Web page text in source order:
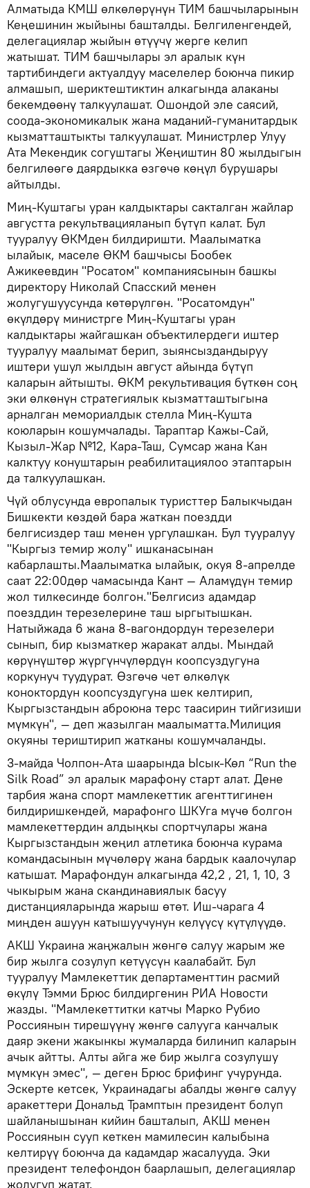
Алматыда КМШ өлкөлөрүнүн ТИМ башчыларынын
Кеңешинин жыйыны башталды. Белгиленгендей,
делегациялар жыйын өтүүчү жерге келип
жатышат. ТИМ башчылары эл аралык күн
тартибиндеги актуалдуу маселелер боюнча пикир
алмашып, шериктештиктин алкагында алаканы
бекемдөөнү талкуулашат. Ошондой эле саясий,
соода-экономикалык жана маданий-гуманитардык
кызматташтыкты талкуулашат. Министрлер Улуу
Ата Мекендик согуштагы Жеңиштин 80 жылдыгын
белгилөөгө даярдыкка өзгөчө көңүл бурушары
айтылды.
Миң-Куштагы уран калдыктары сакталган жайлар
августта рекультвацияланып бүтүп калат. Бул
тууралуу ӨКМден билдиришти. Маалыматка
ылайык, маселе ӨКМ башчысы Бообек
Ажикеевдин "Росатом" компаниясынын башкы
директору Николай Спасский менен
жолугушуусунда көтөрүлгөн. "Росатомдун"
өкүлдөрү министрге Миң-Куштагы уран
калдыктары жайгашкан объектилердеги иштер
тууралуу маалымат берип, зыянсыздандыруу
иштери ушул жылдын август айында бүтүп
каларын айтышты. ӨКМ рекультивация бүткөн соң
эки өлкөнүн стратегиялык кызматташтыгына
арналган мемориалдык стелла Миң-Кушта
коюларын кошумчалады. Тараптар Кажы-Сай,
Кызыл-Жар №12, Кара-Таш, Сумсар жана Кан
калктуу конуштарын реабилитациялоо этаптарын
да талкуулашкан.
Чүй облусунда европалык туристтер Балыкчыдан
Бишкекти көздөй бара жаткан поездди
белгисиздер таш менен ургулашкан. Бул тууралуу
"Кыргыз темир жолу" ишканасынан
кабарлашты.Маалыматка ылайык, окуя 8-апрелде
саат 22:00дөр чамасында Кант — Аламүдүн темир
жол тилкесинде болгон."Белгисиз адамдар
поезддин терезелерине таш ыргытышкан.
Натыйжада 6 жана 8-вагондордун терезелери
сынып, бир кызматкер жаракат алды. Мындай
көрүнүштөр жүргүнчүлөрдүн коопсуздугуна
коркунуч туудурат. Өзгөчө чет өлкөлүк
коноктордун коопсуздугуна шек келтирип,
Кыргызстандын аброюна терс таасирин тийгизиши
мүмкүн", — деп жазылган маалыматта.Милиция
окуяны териштирип жатканы кошумчаланды.
3-майда Чолпон-Ата шаарында Ысык-Көл “Run the
Silk Road” эл аралык марафону старт алат. Дене
тарбия жана спорт мамлекеттик агенттигинен
билдиришкендей, марафонго ШКУга мүчө болгон
мамлекеттердин алдыңкы спортчулары жана
Кыргызстандын жеңил атлетика боюнча курама
командасынын мүчөлөрү жана бардык каалочулар
катышат. Марафондун алкагында 42,2 , 21, 1, 10, 3
чыкырым жана скандинавиялык басуу
дистанцияларында жарыш өтөт. Иш-чарага 4
миңден ашуун катышуучунун келүүсү күтүлүүдө.
АКШ Украина жаңжалын жөнгө салуу жарым же
бир жылга созулуп кетүүсүн каалабайт. Бул
тууралуу Мамлекеттик департаменттин расмий
өкүлү Тэмми Брюс билдиргенин РИА Новости
жазды. "Мамлекеттитки катчы Марко Рубио
Россиянын тирешүүнү жөнгө салууга канчалык
даяр экени жакынкы жумаларда билинип каларын
ачык айтты. Алты айга же бир жылга созулушу
мүмкүн эмес", — деген Брюс брифинг учурунда.
Эскерте кетсек, Украинадагы абалды жөнгө салуу
аракеттери Дональд Трамптын президент болуп
шайланышынан кийин башталып, АКШ менен
Россиянын сууп кеткен мамилесин калыбына
келтирүү боюнча да кадамдар жасалууда. Эки
президент телефондон баарлашып, делегациялар
жолугуп жатат.